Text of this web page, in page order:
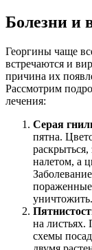
Болезни и
Георгины чаще
встречаются и
причина их
Рассмотрим
лечения:
Серая
пятна.
налетом, а
пораженные
на
схемы